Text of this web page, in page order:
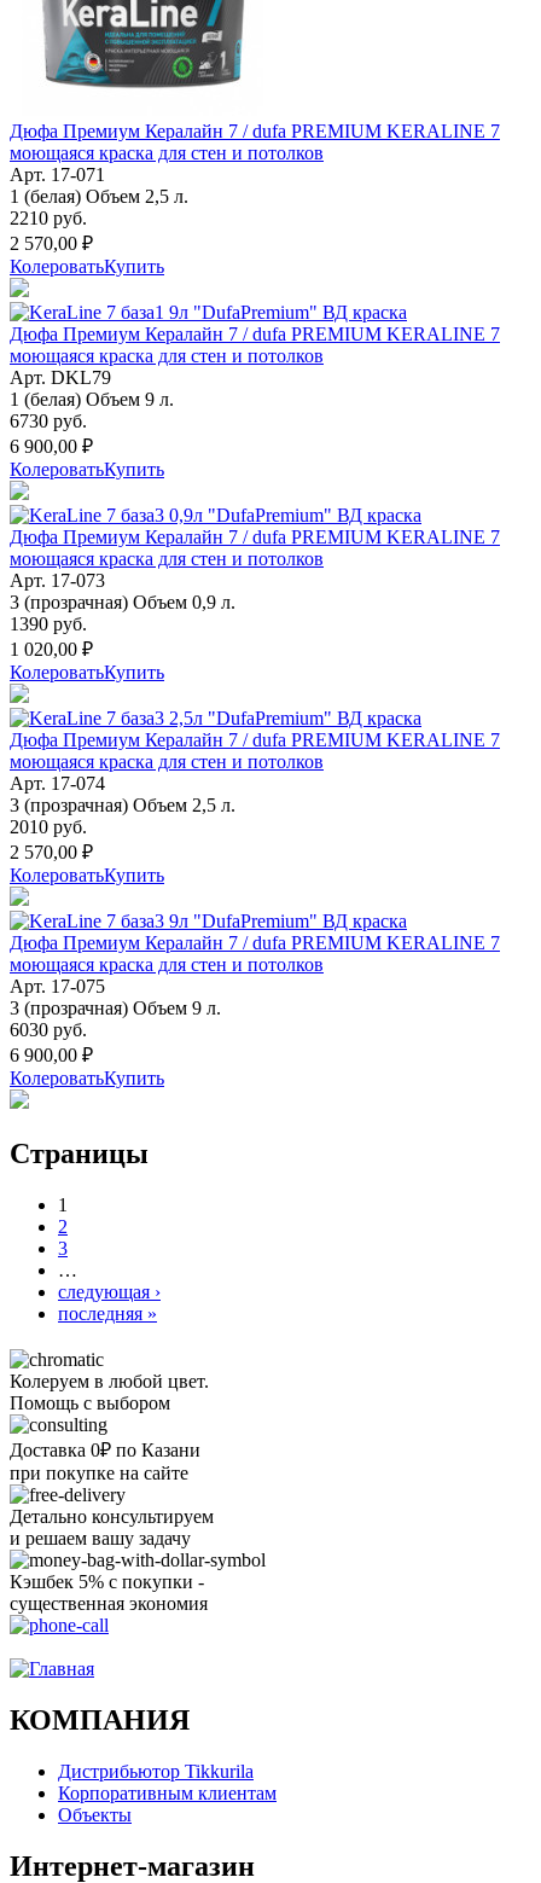
Дюфа Премиум Кералайн 7 / dufa PREMIUM KERALINE 7
моющаяся краска для стен и потолков
Арт. 17-071
1 (белая) Объем 2,5 л.
2210 руб.
2 570,00 ₽
КолероватьКупить
Дюфа Премиум Кералайн 7 / dufa PREMIUM KERALINE 7
моющаяся краска для стен и потолков
Арт. DKL79
1 (белая) Объем 9 л.
6730 руб.
6 900,00 ₽
КолероватьКупить
Дюфа Премиум Кералайн 7 / dufa PREMIUM KERALINE 7
моющаяся краска для стен и потолков
Арт. 17-073
3 (прозрачная) Объем 0,9 л.
1390 руб.
1 020,00 ₽
КолероватьКупить
Дюфа Премиум Кералайн 7 / dufa PREMIUM KERALINE 7
моющаяся краска для стен и потолков
Арт. 17-074
3 (прозрачная) Объем 2,5 л.
2010 руб.
2 570,00 ₽
КолероватьКупить
Дюфа Премиум Кералайн 7 / dufa PREMIUM KERALINE 7
моющаяся краска для стен и потолков
Арт. 17-075
3 (прозрачная) Объем 9 л.
6030 руб.
6 900,00 ₽
КолероватьКупить
Страницы
1
2
3
…
следующая ›
последняя »
Колеруем в любой цвет.
Помощь с выбором
Доставка 0₽ по Казани
при покупке на сайте
Детально консультируем
и решаем вашу задачу
Кэшбек 5% с покупки -
существенная экономия
КОМПАНИЯ
Дистрибьютор Tikkurila
Корпоративным клиентам
Объекты
Интернет-магазин